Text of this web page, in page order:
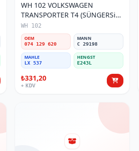
WH 102 VOLKSWAGEN
TRANSPORTER T4 (SÜNGERSiZ)
074 129 620 Hava Filtresi
WH 102
OEM
074 129 620
MANN
C 29198
MAHLE
LX 537
HENGST
E243L
₺331,20
+ KDV